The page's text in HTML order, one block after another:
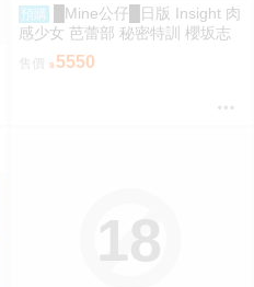
預購
█Mine公仔█日版 Insight 肉
感少女 芭蕾部 秘密特訓 櫻坂志
穗 桜坂しほ 1/6 PMMA D9262
5550
18